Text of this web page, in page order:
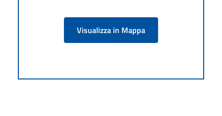
Visualizza in Mappa